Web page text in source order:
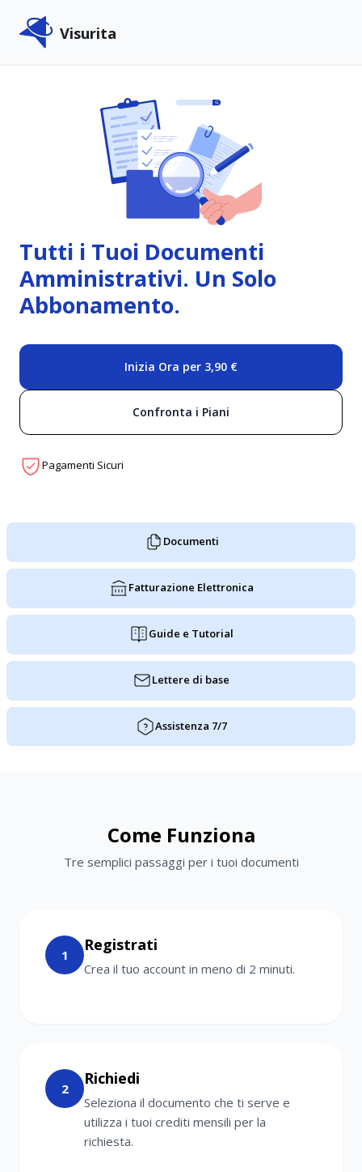
Visurita
Tutti i Tuoi Documenti
Amministrativi. Un Solo
Abbonamento.
Inizia Ora per 3,90 €
Confronta i Piani
Pagamenti Sicuri
Documenti
Fatturazione Elettronica
Guide e Tutorial
Lettere di base
Assistenza 7/7
Come Funziona
Tre semplici passaggi per i tuoi documenti
1
Registrati
Crea il tuo account in meno di 2 minuti.
2
Richiedi
Seleziona il documento che ti serve e
utilizza i tuoi crediti mensili per la
richiesta.